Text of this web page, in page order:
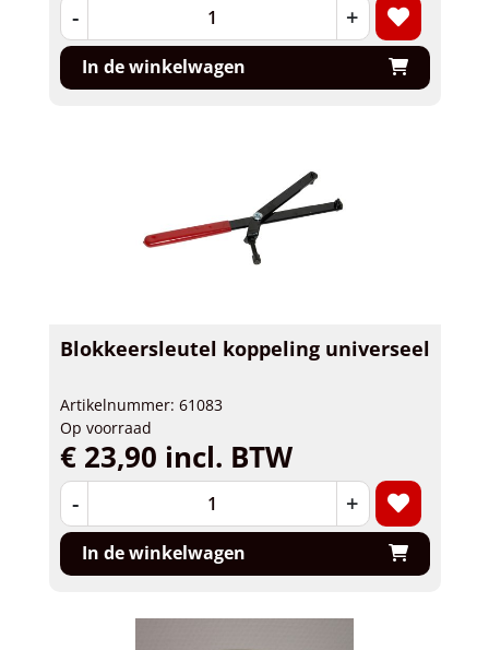
- +
In de winkelwagen
Blokkeersleutel koppeling universeel
Artikelnummer: 61083
Op voorraad
€ 23,90 incl. BTW
- +
In de winkelwagen